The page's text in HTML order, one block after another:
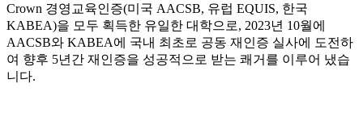
Crown 경영교육인증(미국 AACSB, 유럽 EQUIS, 한국
KABEA)을 모두 획득한 유일한 대학으로, 2023년 10월에
AACSB와 KABEA에 국내 최초로 공동 재인증 실사에 도전하
여 향후 5년간 재인증을 성공적으로 받는 쾌거를 이루어 냈습
니다.